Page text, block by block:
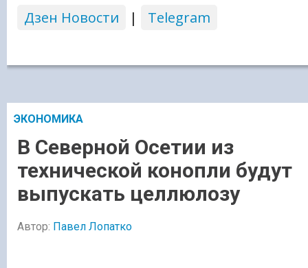
Дзен Новости
| Telegram
ЭКОНОМИКА
В Северной Осетии из
технической конопли будут
выпускать целлюлозу
Автор: Павел Лопатко